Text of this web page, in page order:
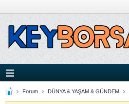
Forum DÜNYA & YAŞAM & GÜNDEM